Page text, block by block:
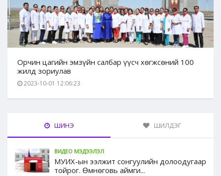
Орчин цагийн эмзүйн салбар үүсч хөгжсөний 100
жилд зориулав
2023-10-01 12:06:23
ШИНЭ ШИЛДЭГ
ВИДЕО МЭДЭЭЛЭЛ
МУИХ-ын ээлжит сонгуулийн долоодугаар
тойрог. Өмнөговь аймги...